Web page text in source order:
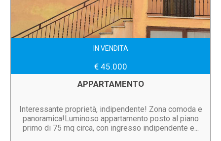
IN VENDITA
€ 45.000
APPARTAMENTO
Interessante proprietà, indipendente! Zona comoda e
panoramica!Luminoso appartamento posto al piano
primo di 75 mq circa, con ingresso indipendente e...